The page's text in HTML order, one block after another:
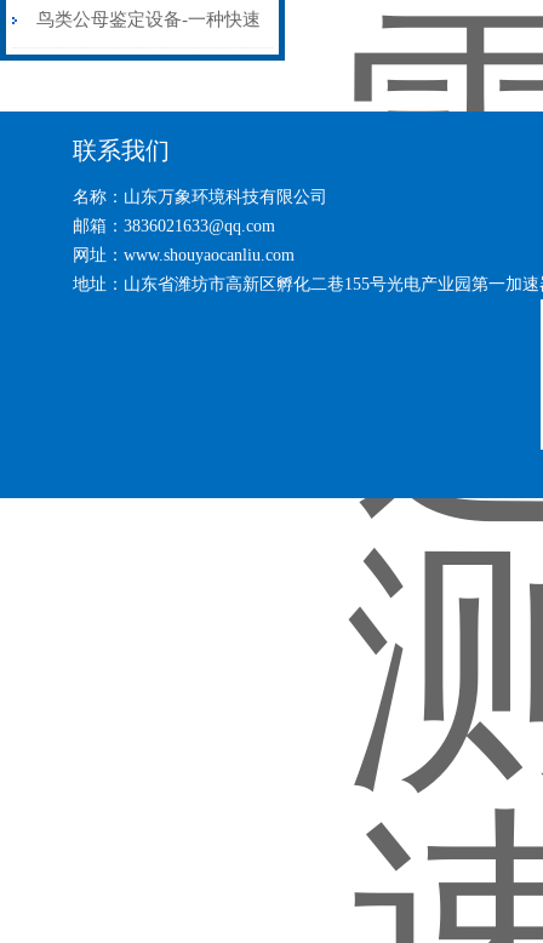
送/全+国+送
学部署监测，保障基坑施工
鸟类公母鉴定设备-一种快速
联系我们
名称：山东万象环境科技有限公司
邮箱：3836021633@qq.com
网址：www.shouyaocanliu.com
地址：山东省潍坊市高新区孵化二巷155号光电产业园第一加